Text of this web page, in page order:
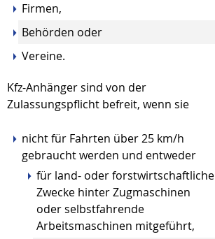
Firmen,
Behörden oder
Vereine.
Kfz-Anhänger sind von der
Zulassungspflicht befreit, wenn sie
nicht für Fahrten über 25 km/h
gebraucht werden und entweder
für land- oder forstwirtschaftliche
Zwecke hinter Zugmaschinen
oder selbstfahrende
Arbeitsmaschinen mitgeführt,